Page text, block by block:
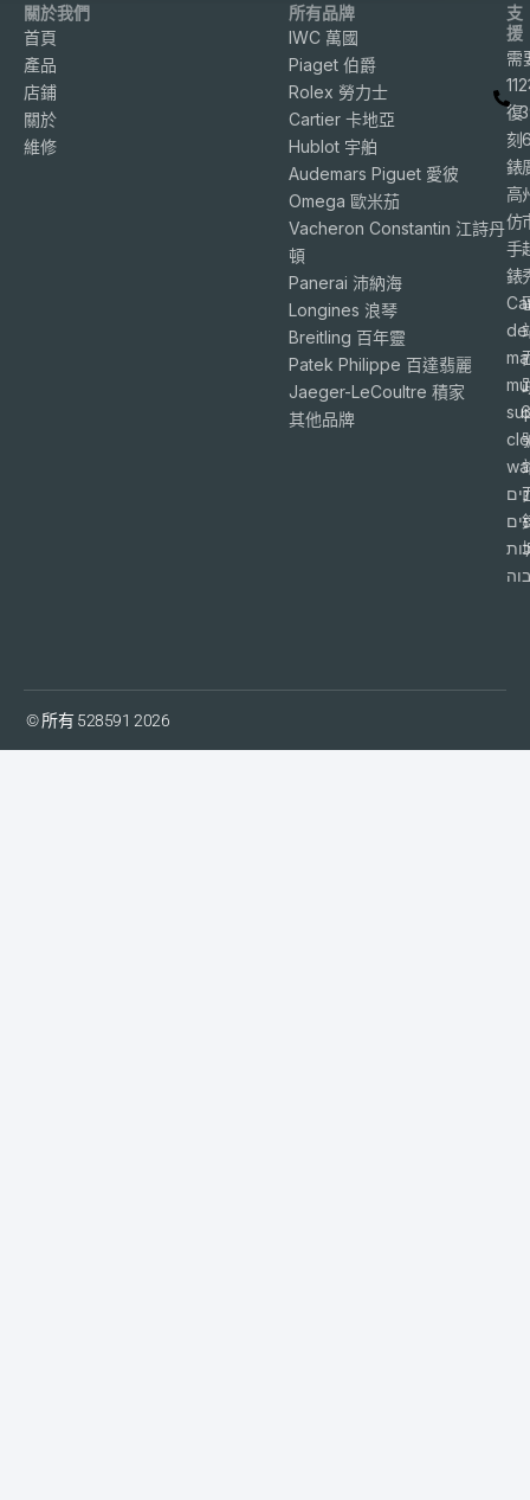
關於我們
首頁
產品
店鋪
關於
維修
所有品牌
IWC 萬國
Piaget 伯爵
Rolex 勞力士
Cartier 卡地亞
Hublot 宇舶
Audemars Piguet 愛彼
Omega 歐米茄
Vacheron Constantin 江詩丹
頓
Panerai 沛納海
Longines 浪琴
Breitling 百年靈
Patek Philippe 百達翡麗
Jaeger-LeCoultre 積家
其他品牌
支
援
需
復
刻
錶
高
仿
手
錶
de
© 所有 528591 2026